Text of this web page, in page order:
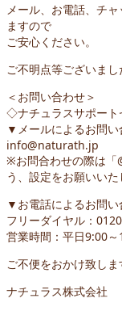
メール、お電話、チ
ますので
ご安心ください。
ご不明点等ございまし
＜お問い合わせ＞
◇ナチュラスサポート
▼メールによるお問い
info@naturath.jp
※お問合わせの際は「
う、設定をお願いいた
▼お電話によるお問い
フリーダイヤル：
営業時間：平日9:00～
ご不便をおかけ致しま
ナチュラス株式会社